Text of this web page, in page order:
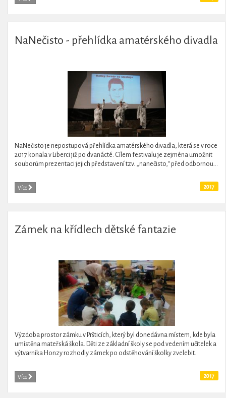
NaNečisto - přehlídka amatérského divadla
NaNečisto je nepostupová přehlídka amatérského divadla, která se v roce
2017 konala v Liberci již po dvanácté. Cílem festivalu je zejména umožnit
souborům prezentaci jejich představení tzv. „nanečisto,“ před odbornou...
Více 2017
Zámek na křídlech dětské fantazie
Výzdoba prostor zámku v Pršticích, který byl donedávna místem, kde byla
umístěna mateřská škola. Děti ze základní školy se pod vedením učitelek a
výtvarníka Honzy rozhodly zámek po odstěhování školky zvelebit.
Více 2017